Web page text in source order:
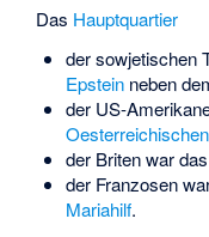
Das Hauptquartier
der sowjetischen
Epsteinneben
der US-
der Briten war das
der Franzosen
Mariahilf.